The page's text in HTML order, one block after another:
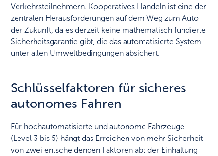
Verkehrsteilnehmern. Kooperatives Handeln ist eine der
zentralen Herausforderungen auf dem Weg zum Auto
der Zukunft, da es derzeit keine mathematisch fundierte
Sicherheitsgarantie gibt, die das automatisierte System
unter allen Umweltbedingungen absichert.
Schlüsselfaktoren für sicheres
autonomes Fahren
Für hochautomatisierte und autonome Fahrzeuge
(Level 3 bis 5) hängt das Erreichen von mehr Sicherheit
von zwei entscheidenden Faktoren ab: der Einhaltung